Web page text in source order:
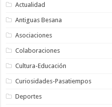
Actualidad
Antiguas Besana
Asociaciones
Colaboraciones
Cultura-Educación
Curiosidades-Pasatiempos
Deportes